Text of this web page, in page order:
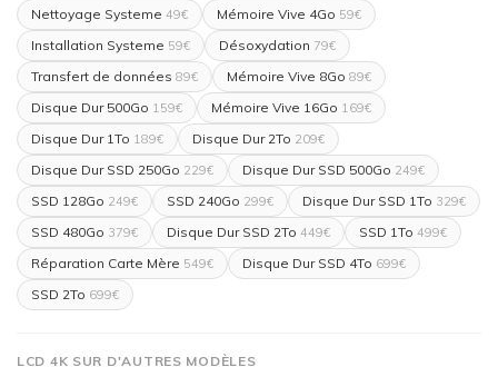
Nettoyage Systeme 49€ Mémoire Vive 4Go 59€
Installation Systeme 59€ Désoxydation 79€
Transfert de données 89€ Mémoire Vive 8Go 89€
Disque Dur 500Go 159€ Mémoire Vive 16Go 169€
Disque Dur 1To 189€ Disque Dur 2To 209€
Disque Dur SSD 250Go 229€ Disque Dur SSD 500Go 249€
SSD 128Go 249€ SSD 240Go 299€ Disque Dur SSD 1To 329€
SSD 480Go 379€ Disque Dur SSD 2To 449€ SSD 1To 499€
Réparation Carte Mère 549€ Disque Dur SSD 4To 699€
SSD 2To 699€
LCD 4K SUR D'AUTRES MODÈLES